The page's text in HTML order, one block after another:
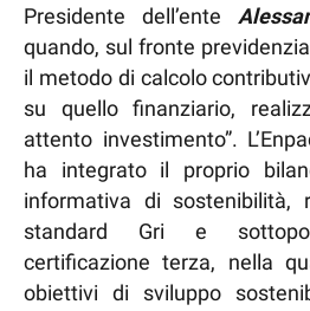
Presidente dell’ente
quando, sul fronte
il metodo di calcolo
su quello finanziario,
attento investimento”.
ha integrato il proprio
informativa di sostenibilità,
standard Gri e
certificazione terza, nella
obiettivi di sviluppo